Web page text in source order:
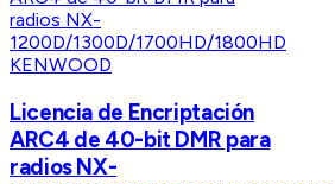
KENWOOD
Licencia de Encriptación
ARC4 de 40-bit DMR para
radios NX-